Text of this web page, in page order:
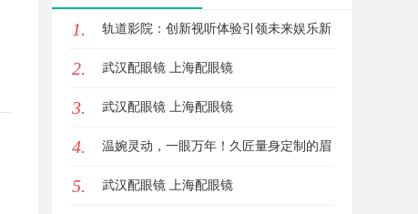
1. 轨道影院：创新视听体验引领未来娱乐新
潮流
2. 武汉配眼镜 上海配眼镜
3. 武汉配眼镜 上海配眼镜
4. 温婉灵动，一眼万年！久匠量身定制的眉
眼唇，才是你整张脸的点睛之笔！淡颜系
5. 武汉配眼镜 上海配眼镜